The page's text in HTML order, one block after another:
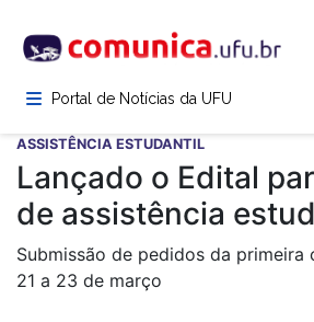
para
conteúdoPortal de Notícias da UFU
ASSISTÊNCIA ESTUDANTIL
Lançado o Edital
de assistência
Submissão de pedidos da primeira
21 a 23 de março